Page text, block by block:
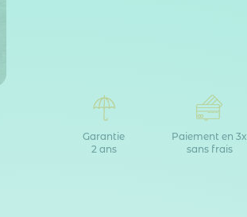
Garantie
2 ans
Paiement en 3x
sans frais